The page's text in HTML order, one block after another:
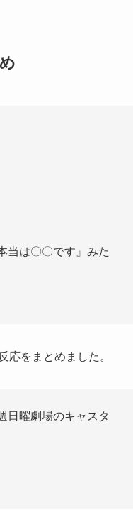
当は〇〇です』みた
応をまとめました。
日曜劇場のキャスタ